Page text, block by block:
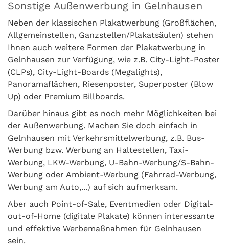
Sonstige Außenwerbung in Gelnhausen
Neben der klassischen Plakatwerbung (Großflächen,
Allgemeinstellen, Ganzstellen/Plakatsäulen) stehen
Ihnen auch weitere Formen der Plakatwerbung in
Gelnhausen zur Verfügung, wie z.B. City-Light-Poster
(CLPs), City-Light-Boards (Megalights),
Panoramaflächen, Riesenposter, Superposter (Blow
Up) oder Premium Billboards.
Darüber hinaus gibt es noch mehr Möglichkeiten bei
der Außenwerbung. Machen Sie doch einfach in
Gelnhausen mit Verkehrsmittelwerbung, z.B. Bus-
Werbung bzw. Werbung an Haltestellen, Taxi-
Werbung, LKW-Werbung, U-Bahn-Werbung/S-Bahn-
Werbung oder Ambient-Werbung (Fahrrad-Werbung,
Werbung am Auto,...) auf sich aufmerksam.
Aber auch Point-of-Sale, Eventmedien oder Digital-
out-of-Home (digitale Plakate) können interessante
und effektive Werbemaßnahmen für Gelnhausen
sein.